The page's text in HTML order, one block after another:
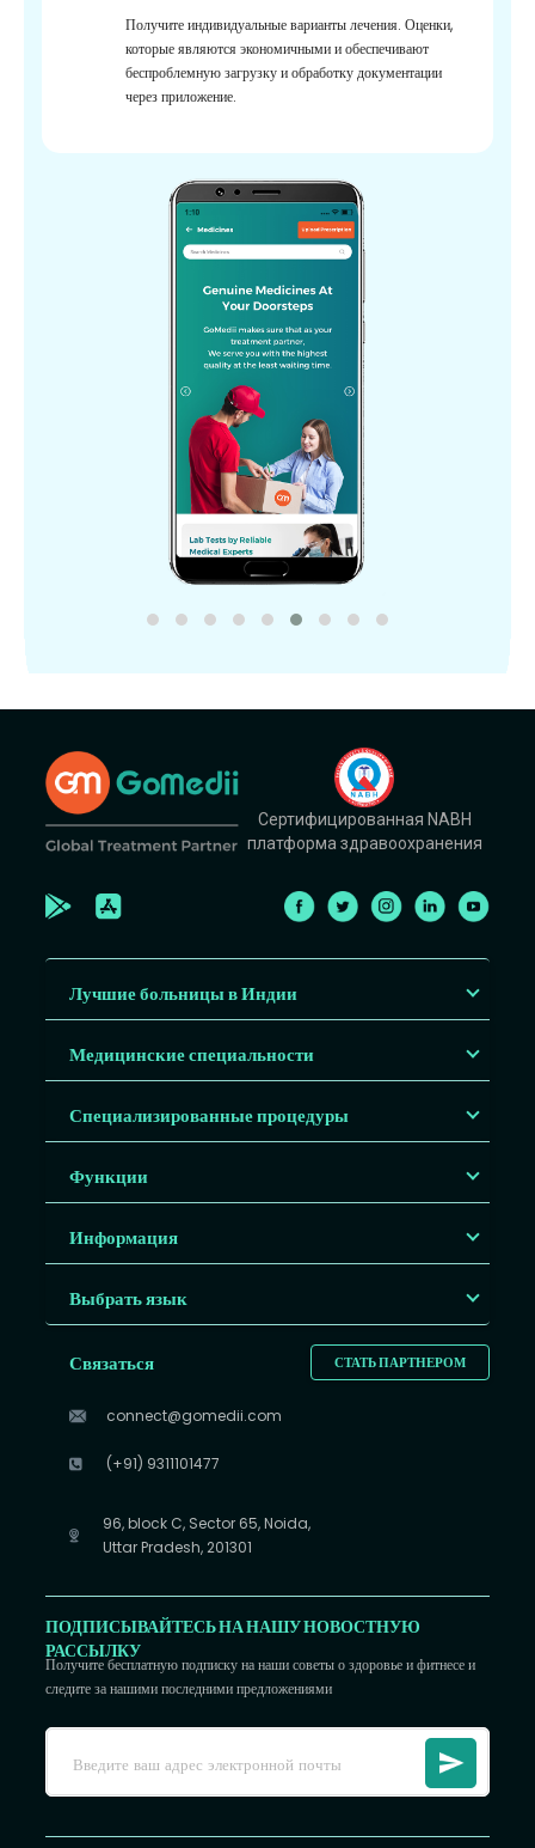
Получите индивидуальные варианты лечения. Оценки,
которые являются экономичными и обеспечивают
беспроблемную загрузку и обработку документации
через приложение.
Сертифицированная NABH
платформа здравоохранения
Лучшие больницы в Индии
Медицинские специальности
Специализированные процедуры
Функции
Информация
Выбрать язык
СТАТЬ ПАРТНЕРОМ
Связаться
connect@gomedii.com
(+91) 9311101477
96, block C, Sector 65, Noida,
Uttar Pradesh, 201301
ПОДПИСЫВАЙТЕСЬ НА НАШУ НОВОСТНУЮ
РАССЫЛКУ
Получите бесплатную подписку на наши советы о здоровье и фитнесе и
следите за нашими последними предложениями